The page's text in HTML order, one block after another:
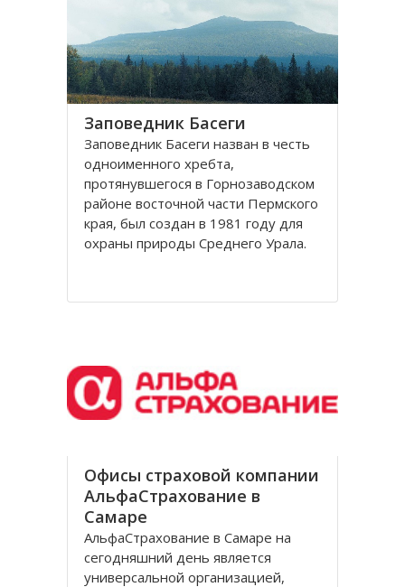
месторасположении. Находясь на
стыке границ
Заповедник Басеги
Заповедник Басеги назван в честь
одноименного хребта,
протянувшегося в Горнозаводском
районе восточной части Пермского
края, был создан в 1981 году для
охраны природы Среднего Урала.
принадлежит пермским ботаникам,
Офисы страховой компании
АльфаСтрахование в
Самаре
АльфаСтрахование в Самаре на
сегодняшний день является
универсальной организацией,